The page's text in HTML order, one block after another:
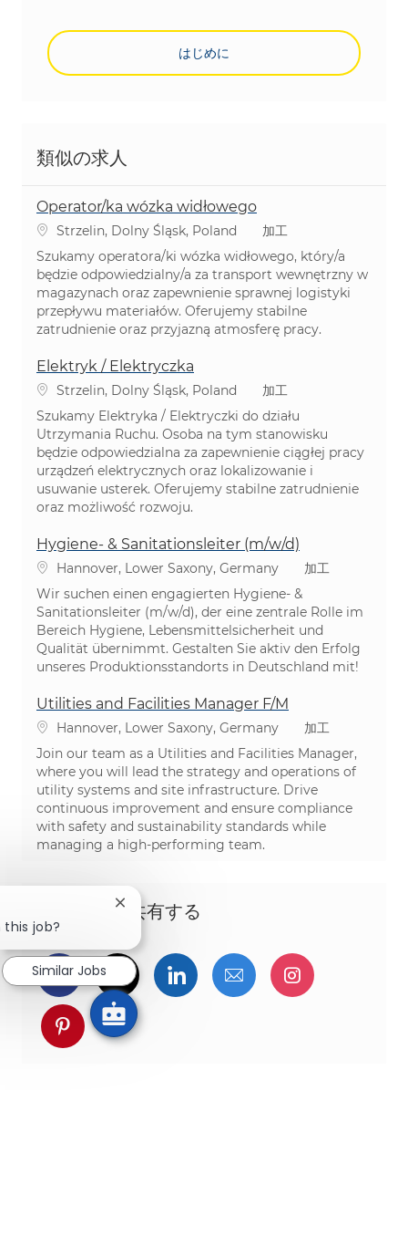
はじめに
類似の求人
Operator/ka wózka widłowego
場所Strzelin, Dolny Śląsk, Poland カテゴリ
加工
Szukamy operatora/ki wózka widłowego, który/a
będzie odpowiedzialny/a za transport wewnętrzny w
magazynach oraz zapewnienie sprawnej logistyki
przepływu materiałów. Oferujemy stabilne
zatrudnienie oraz przyjazną atmosferę pracy.
Elektryk / Elektryczka
場所Strzelin, Dolny Śląsk, Poland カテゴリ
加工
Szukamy Elektryka / Elektryczki do działu
Utrzymania Ruchu. Osoba na tym stanowisku
będzie odpowiedzialna za zapewnienie ciągłej pracy
urządzeń elektrycznych oraz lokalizowanie i
usuwanie usterek. Oferujemy stabilne zatrudnienie
oraz możliwość rozwoju.
Hygiene‑ & Sanitationsleiter (m/w/d)
場所Hannover, Lower Saxony, Germany カテゴリ
加工
Wir suchen einen engagierten Hygiene- &
Sanitationsleiter (m/w/d), der eine zentrale Rolle im
Bereich Hygiene, Lebensmittelsicherheit und
Qualität übernimmt. Gestalten Sie aktiv den Erfolg
unseres Produktionsstandorts in Deutschland mit!
Utilities and Facilities Manager F/M
場所Hannover, Lower Saxony, Germany カテゴリ
加工
Join our team as a Utilities and Facilities Manager,
where you will lead the strategy and operations of
utility systems and site infrastructure. Drive
continuous improvement and ensure compliance
with safety and sustainability standards while
managing a high-performing team.
この機会を共有する
Facebookでシェア
ツイッターで共有
LinkedInで共有
メールで共有Instagram
pinterestでシェア
job?
Close chatbot notification
Similar Jobs